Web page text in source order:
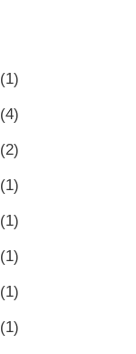
(1)
(4)
(2)
(1)
(1)
(1)
(1)
(1)